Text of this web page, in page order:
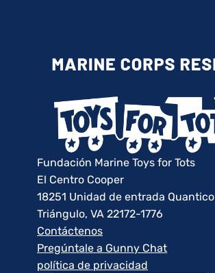
Fundación Marine Toys for Tots
El Centro Cooper
18251 Unidad de entrada Quantico
Triángulo, VA 22172-1776
Contáctenos
Pregúntale a Gunny Chat
política de privacidad